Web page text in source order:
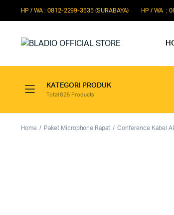
HP / WA : 0812-2299-3535 (SURABAYA) HP / WA :
KATEGORI PRODUK
Total 825 Products
Home Paket Microphone Rapat Conference Kabel